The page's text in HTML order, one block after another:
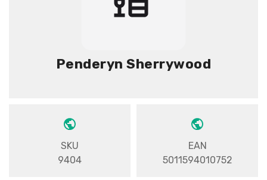
Penderyn Sherrywood
SKU
9404
EAN
5011594010752